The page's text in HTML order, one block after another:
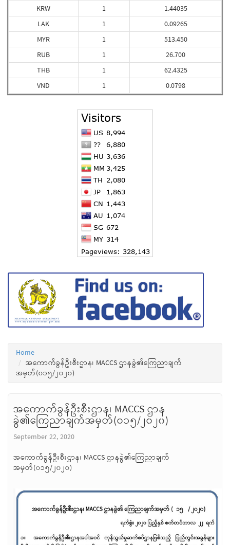
KRW
LAK
MYR
RUB
THB
VND
1
1
1
1
1
1
1.44035
0.09265
513.450
26.700
62.4325
0.0798
Home
အကောက်ခွန်ဦးစီးဌာန၊ MACCS ဌာနခွဲ၏ကြေညာချက်
အမှတ်(၀၁၅/၂၀၂၀)
အကောက်ခွန်ဦးစီးဌာန၊ MACCS ဌာန
ခွဲ၏ကြေညာချက်အမှတ်(၀၁၅/၂၀၂၀)
September 22, 2020
အကောက်ခွန်ဦးစီးဌာန၊ MACCS ဌာနခွဲ၏ကြေညာချက်
အမှတ်(၀၁၅/၂၀၂၀)